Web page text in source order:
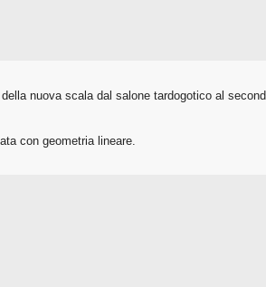
nuova scala dal salone tardogotico al
con geometria lineare.